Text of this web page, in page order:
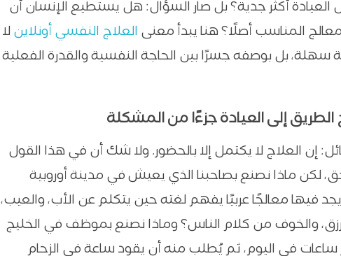
العيادة أكثر جدية؟ بل صار السؤال: هل يستطيع الإنسان أن
المناسب أصلًا؟ هنا يبدأ معنى
العلاج النفسي أونلاين لا
سهلة، بل بوصفه جسرًا بين الحاجة النفسية والقدرة الفعلية
إلى العيادة جزءًا من المشكلة
إن العلاج لا يكتمل إلا بالحضور. ولا شك أن في هذا القول
لكن ماذا نصنع بصاحبنا الذي يعيش في مدينة أوروبية
يجد فيها معالجًا عربيًا يفهم لغته حين يتكلم عن الأب، والعيب،
والخوف من كلام الناس؟ وماذا نصنع بموظف في الخليج
في اليوم، ثم يُطلب منه أن يقود ساعة في الزحام